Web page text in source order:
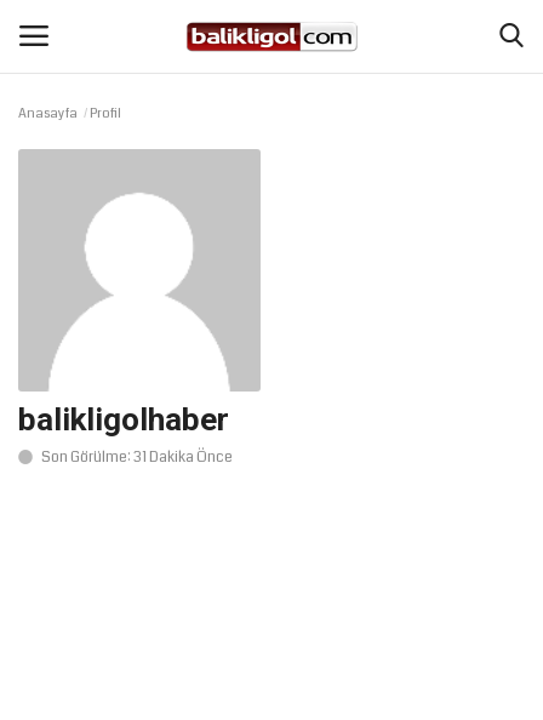
Anasayfa
Köşe Yazıları
Şanlıurfa
Eğitim
Magazin
Anasayfa Profil
balikligolhaber
Son Görülme: 31 Dakika Önce